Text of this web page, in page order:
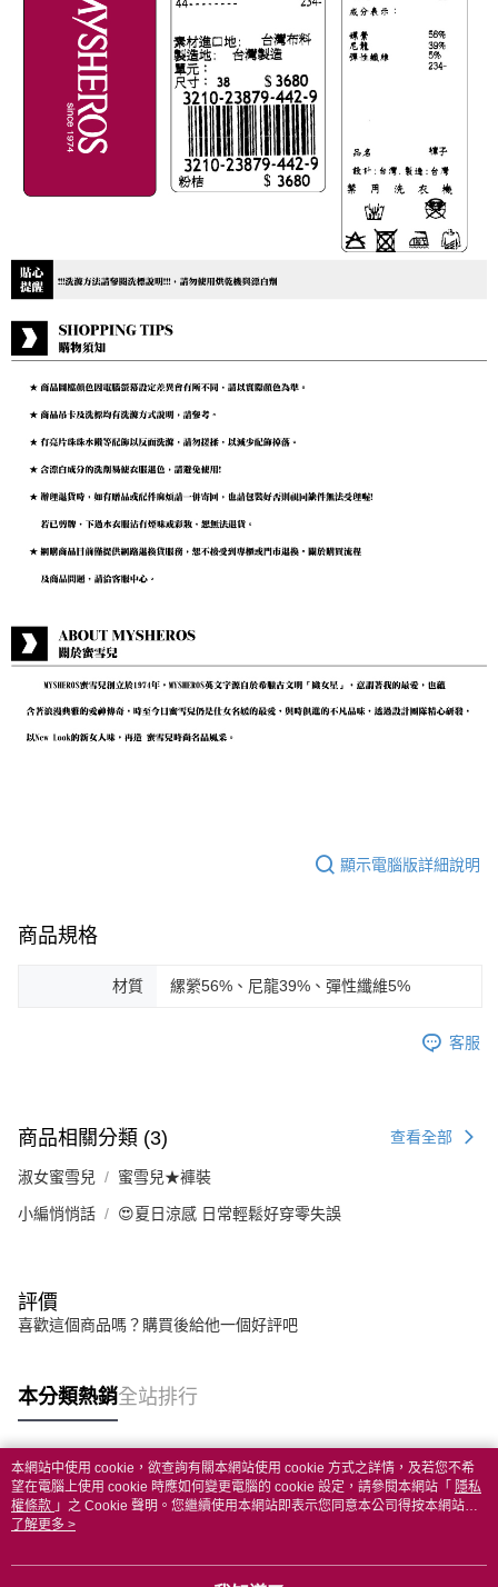
顯示電腦版詳細說明
商品規格
材質 縲縈56%、尼龍39%、彈性纖維5%
客服
商品相關分類 (3) 查看全部
淑女蜜雪兒 蜜雪兒★褲裝
小編悄悄話 😍夏日涼感 日常輕鬆好穿零失誤
評價
喜歡這個商品嗎？購買後給他一個好評吧
本分類熱銷全站排行
熱門標籤
本網站中使用 cookie，欲查詢有關本網站使用 cookie 方式之詳情，及若您不希
望在電腦上使用 cookie 時應如何變更電腦的 cookie 設定，請參閱本網站「 隱私
權條款 」之 Cookie 聲明。您繼續使用本網站即表示您同意本公司得按本網站使
用條款之 Cookie 聲明使用 cookie。
了解更多 >